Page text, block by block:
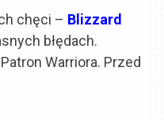
chęci – Blizzard
błędach.
Warriora. Przed